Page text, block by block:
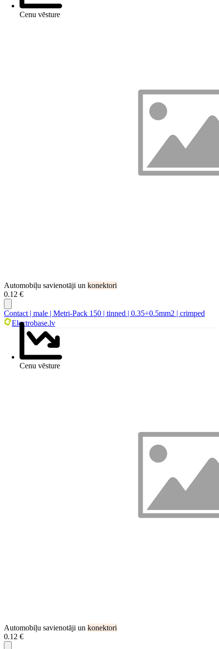
Cenu vēsture
Automobiļu savienotāji un konektori
0.12 €
Cenu vēsture
Contact | male | Metri-Pack 150 | tinned | 0.35÷0.5mm2 | crimped
Electrobase.lv
Automobiļu savienotāji un konektori
0.12 €